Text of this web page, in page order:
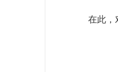
在此，对